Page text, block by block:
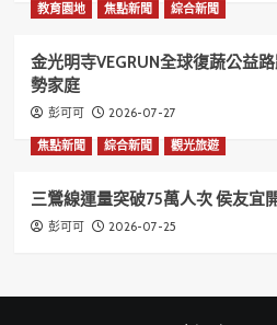
教育園地 焦點新聞 綜合新聞
金光明寺VEGRUN全球復蔬公
勢家庭
彭可可 2026-07-27
焦點新聞 綜合新聞 觀光旅遊
三鶯線運量突破75萬人次 侯友宜
彭可可 2026-07-25